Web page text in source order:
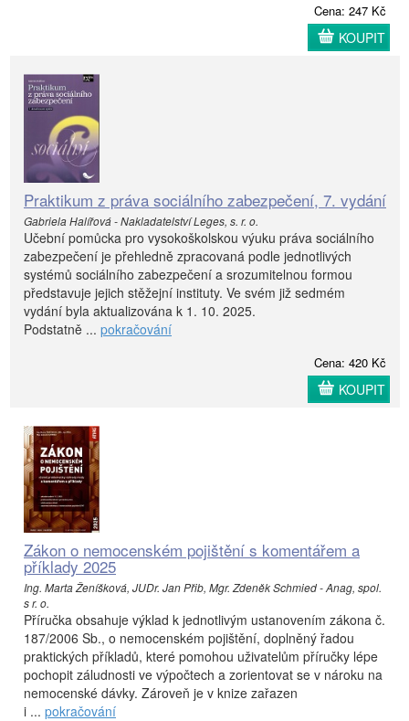
Cena: 247 Kč
KOUPIT
Praktikum z práva sociálního zabezpečení, 7. vydání
Gabriela Halířová - Nakladatelství Leges, s. r. o.
Učební pomůcka pro vysokoškolskou výuku práva sociálního
zabezpečení je přehledně zpracovaná podle jednotlivých
systémů sociálního zabezpečení a srozumitelnou formou
představuje jejich stěžejní instituty. Ve svém již sedmém
vydání byla aktualizována k 1. 10. 2025.
Podstatně ... pokračování
Cena: 420 Kč
KOUPIT
Zákon o nemocenském pojištění s komentářem a
příklady 2025
Ing. Marta Ženíšková, JUDr. Jan Přib, Mgr. Zdeněk Schmied - Anag, spol.
s r. o.
Příručka obsahuje výklad k jednotlivým ustanovením zákona č.
187/2006 Sb., o nemocenském pojištění, doplněný řadou
praktických příkladů, které pomohou uživatelům příručky lépe
pochopit záludnosti ve výpočtech a zorientovat se v nároku na
nemocenské dávky. Zároveň je v knize zařazen
i ... pokračování